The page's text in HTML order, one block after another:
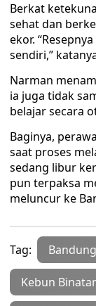
Berkat
sehat dan
ekor.
sendiri,”
Narman
ia juga tidak
belajar secara
Baginya,
saat proses
sedang libur
pun terpaksa
meluncur ke
Tag:
Kebun